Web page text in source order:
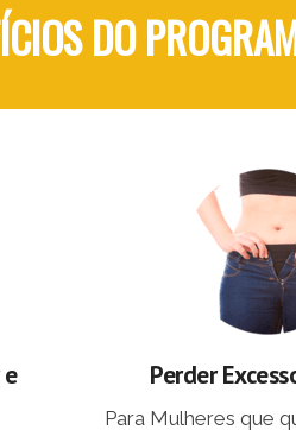
DO
Perder
Para Mulheres que